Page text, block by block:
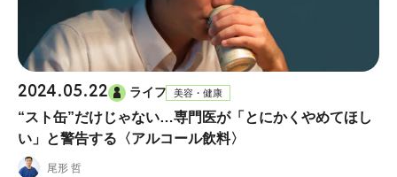
2024.05.22 ライフ 美容・健康
“スト缶”だけじゃない…専門医が「とにかくやめてほし
い」と警告する〈アルコール飲料〉
尾形 哲